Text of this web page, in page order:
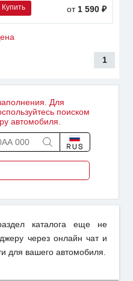
Купить от 1 590 ₽
1
Для
поиском
автомобиля.
каталога еще не
через онлайн чат и
для вашего автомобиля.